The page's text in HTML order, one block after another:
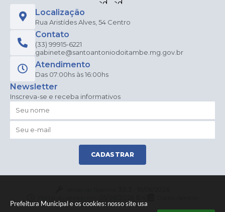
Prefeitura Municipal e os cookies: nosso site usa
Localização
Rua Aristídes Alves, 54 Centro
Contato
(33) 99915-6221
gabinete@santoantoniodoitambe.mg.gov.br
Atendimento
Das 07:00hs às 16:00hs
Newsletter
Inscreva-se e receba informativos
CADASTRAR